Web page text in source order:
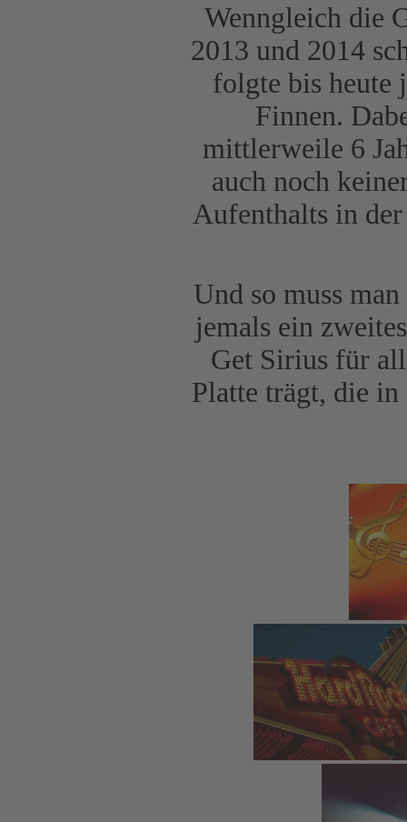
Wenngleich die
2013 und 2014
folgte bis heute
Finnen.
mittlerweile 6
auch noch
Aufenthalts in
Und so muss
jemals ein
Get Sirius für
Platte trägt, die